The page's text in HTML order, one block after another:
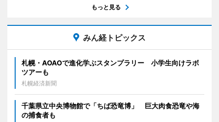
もっと見る
みん経トピックス
札幌・AOAOで進化学ぶスタンプラリー 小学生向けラボ
ツアーも
札幌経済新聞
千葉県立中央博物館で「ちば恐竜博」 巨大肉食恐竜や海
の捕食者も